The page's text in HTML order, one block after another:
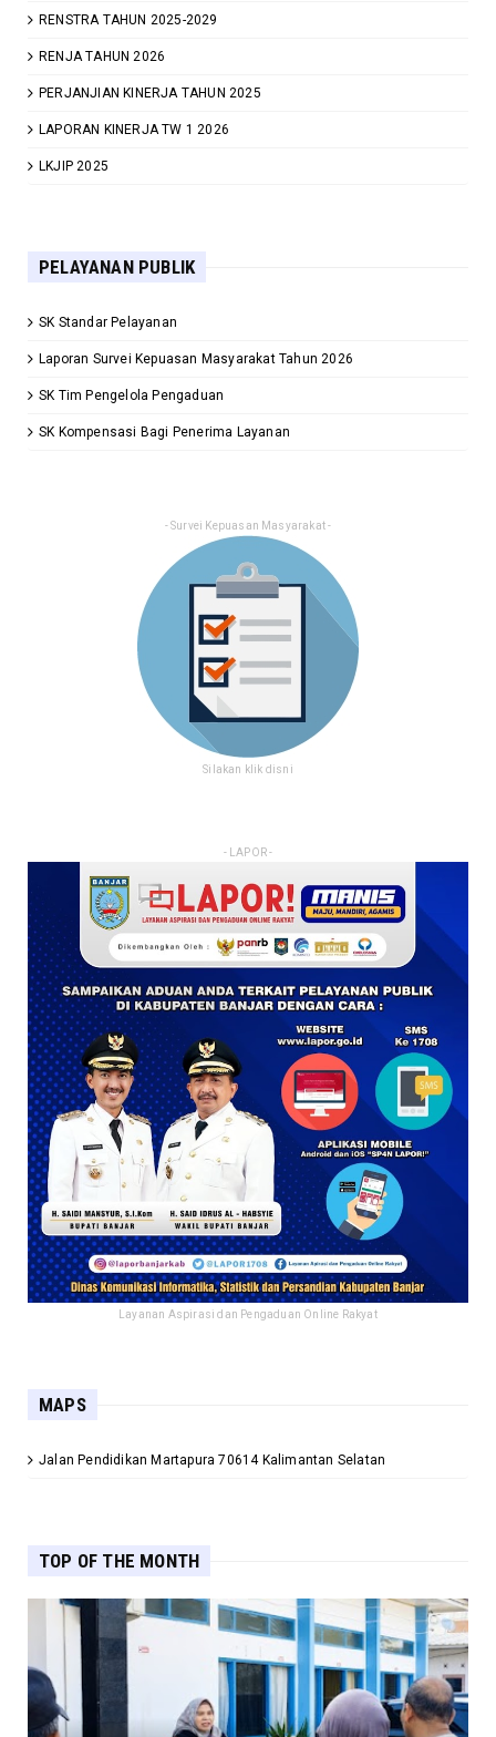
RENSTRA TAHUN 2025-2029
RENJA TAHUN 2026
PERJANJIAN KINERJA TAHUN 2025
LAPORAN KINERJA TW 1 2026
LKJIP 2025
PELAYANAN PUBLIK
SK Standar Pelayanan
Laporan Survei Kepuasan Masyarakat Tahun 2026
SK Tim Pengelola Pengaduan
SK Kompensasi Bagi Penerima Layanan
- Survei Kepuasan Masyarakat -
Silakan klik disni
- LAPOR -
Layanan Aspirasi dan Pengaduan Online Rakyat
MAPS
Jalan Pendidikan Martapura 70614 Kalimantan Selatan
TOP OF THE MONTH